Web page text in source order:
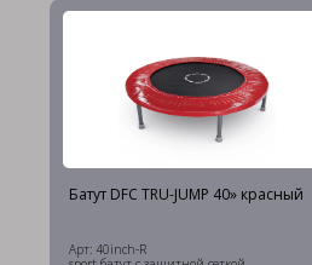
Батут DFC TRU-JUMP 40» красный
Арт: 40inch-R